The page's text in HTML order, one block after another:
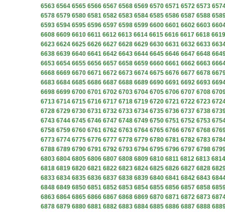
6563 6564 6565 6566 6567 6568 6569 6570 6571 6572 6573
6578 6579 6580 6581 6582 6583 6584 6585 6586 6587 6588
6593 6594 6595 6596 6597 6598 6599 6600 6601 6602 6603
6608 6609 6610 6611 6612 6613 6614 6615 6616 6617 6618 6619
6623 6624 6625 6626 6627 6628 6629 6630 6631 6632 6633
6638 6639 6640 6641 6642 6643 6644 6645 6646 6647 6648
6653 6654 6655 6656 6657 6658 6659 6660 6661 6662 6663
6668 6669 6670 6671 6672 6673 6674 6675 6676 6677 6678
6683 6684 6685 6686 6687 6688 6689 6690 6691 6692 6693
6698 6699 6700 6701 6702 6703 6704 6705 6706 6707 6708
6713 6714 6715 6716 6717 6718 6719 6720 6721 6722 6723
6728 6729 6730 6731 6732 6733 6734 6735 6736 6737 6738
6743 6744 6745 6746 6747 6748 6749 6750 6751 6752 6753
6758 6759 6760 6761 6762 6763 6764 6765 6766 6767 6768
6773 6774 6775 6776 6777 6778 6779 6780 6781 6782 6783
6788 6789 6790 6791 6792 6793 6794 6795 6796 6797 6798
6803 6804 6805 6806 6807 6808 6809 6810 6811 6812 6813 6814
6818 6819 6820 6821 6822 6823 6824 6825 6826 6827 6828
6833 6834 6835 6836 6837 6838 6839 6840 6841 6842 6843
6848 6849 6850 6851 6852 6853 6854 6855 6856 6857 6858
6863 6864 6865 6866 6867 6868 6869 6870 6871 6872 6873
6878 6879 6880 6881 6882 6883 6884 6885 6886 6887 6888